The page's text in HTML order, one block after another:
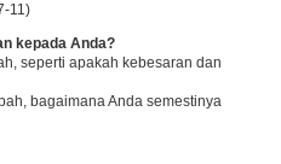
11)
kepada Anda?
seperti apakah kebesaran dan
bagaimana Anda semestinya